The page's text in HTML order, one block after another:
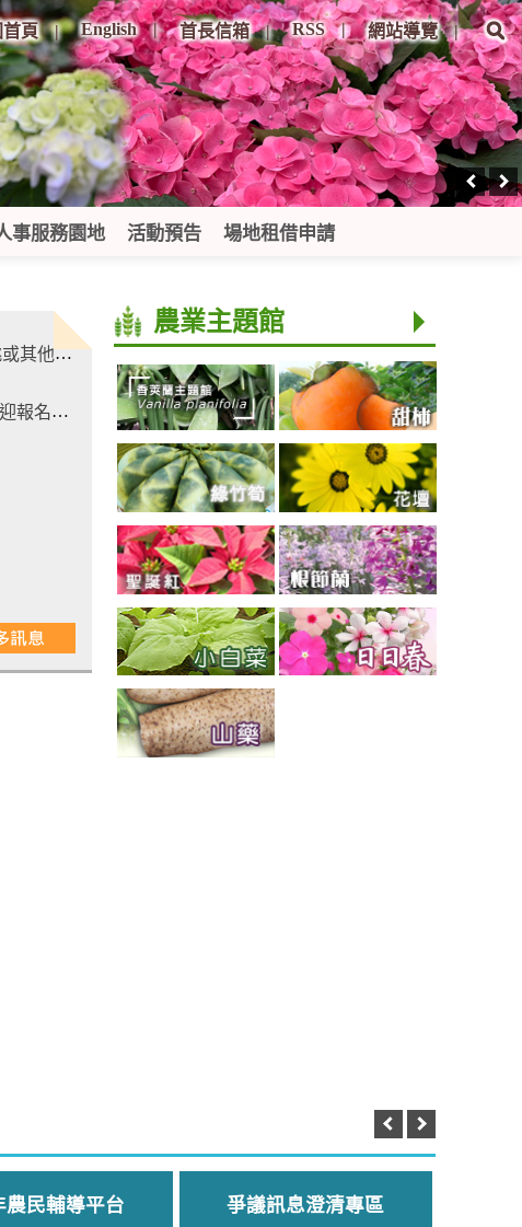
首頁 English 首長信箱 RSS 網站導覽
事服務園地 活動預告 場地租借申請
冒名詐騙
加。
農業主題館
農民輔導平台 爭議訊息澄清專區